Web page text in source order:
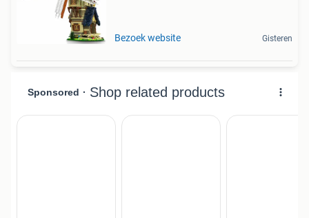
Bezoek website Gisteren